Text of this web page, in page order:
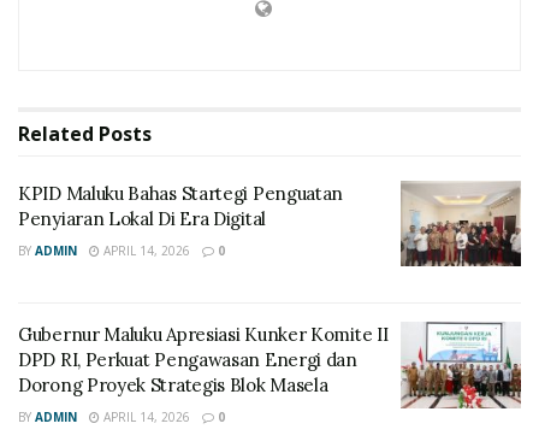
Related Posts
KPID Maluku Bahas Startegi Penguatan
Penyiaran Lokal Di Era Digital
BY ADMIN APRIL 14, 2026 0
Gubernur Maluku Apresiasi Kunker Komite II
DPD RI, Perkuat Pengawasan Energi dan
Dorong Proyek Strategis Blok Masela
BY ADMIN APRIL 14, 2026 0